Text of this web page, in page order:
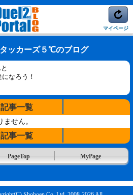
マイページ
ッカーズ５℃のブログ
なろう！
記事一覧
ません。
記事一覧
PageTop MyPage